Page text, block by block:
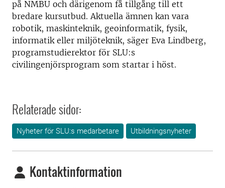
på NMBU och därigenom få tillgång till ett
bredare kursutbud. Aktuella ämnen kan vara
robotik, maskinteknik, geoinformatik, fysik,
informatik eller miljöteknik, säger Eva Lindberg,
programstudierektor för SLU:s
civilingenjörsprogram som startar i höst.
Relaterade sidor:
Nyheter för SLU:s medarbetare Utbildningsnyheter
Kontaktinformation